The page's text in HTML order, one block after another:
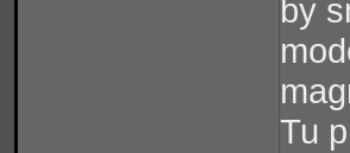
by
Tu